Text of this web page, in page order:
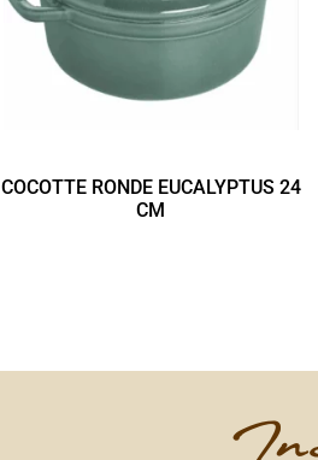
COCOTTE RONDE EUCALYPTUS 24
CM